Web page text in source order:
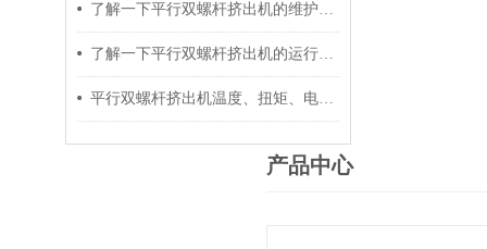
了解一下平行双螺杆挤出机的维护保养方法吧
了解一下平行双螺杆挤出机的运行过程吧
平行双螺杆挤出机温度、扭矩、电流控制要点
产品中心